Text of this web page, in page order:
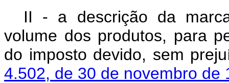
II - a descrição da
volume dos produtos, para
do imposto devido, sem
4.502, de 30 de novembro de